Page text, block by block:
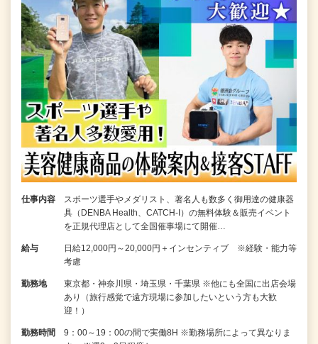
仕事内容
スポーツ選手やメダリスト、著名人も数多く御用達の健康器
具（DENBA Health、CATCH-I）の無料体験＆販売イベント
を正規代理店として全国催事場にて開催…
給与
日給12,000円～20,000円＋インセンティブ ※経験・能力等
考慮
勤務地
東京都・神奈川県・埼玉県・千葉県 ※他にも全国に出店会場
あり（旅行感覚で遠方現場に参加したいという方も大歓
迎！）
勤務時間
9：00～19：00の間で実働8H ※勤務場所によって異なりま